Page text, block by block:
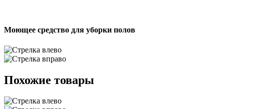
Моющее средство для уборки полов
Похожие товары